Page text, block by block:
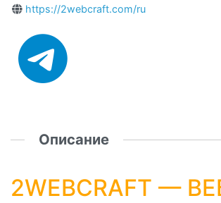
https://2webcraft.com/ru
Описание
2WEBCRAFT —